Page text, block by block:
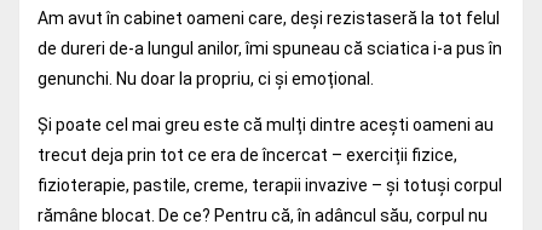
Am avut în cabinet oameni care, deși rezistaseră la tot felul
de dureri de-a lungul anilor, îmi spuneau că sciatica i-a pus în
genunchi. Nu doar la propriu, ci și emoțional.
Și poate cel mai greu este că mulți dintre acești oameni au
trecut deja prin tot ce era de încercat – exerciții fizice,
fizioterapie, pastile, creme, terapii invazive – și totuși corpul
rămâne blocat. De ce? Pentru că, în adâncul său, corpul nu